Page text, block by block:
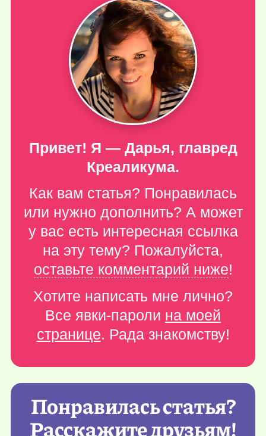
Привет! Я — Дарья, главред
Креаликума.
Как вам статья? Понравилась
или нужно дополнить? А может
у вас есть интересная ссылка
на эту тему? Пожалуйста,
оставьте комментарий ниже!
Хотите написать мне лично?
Все явки-пароли на моей
странице. Рада знакомству!
Понравилась статья?
Расскажите друзьям!